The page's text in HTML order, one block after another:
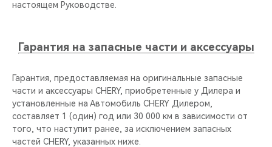
настоящем Руководстве.
Гарантия на запасные части и аксессуары
Гарантия, предоставляемая на оригинальные запасные
части и аксессуары CHERY, приобретенные у Дилера и
установленные на Автомобиль CHERY Дилером,
составляет 1 (один) год или 30 000 км в зависимости от
того, что наступит ранее, за исключением запасных
частей CHERY, указанных ниже.